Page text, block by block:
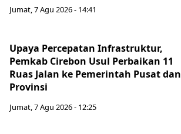
Jumat, 7 Agu 2026 - 14:41
Upaya Percepatan Infrastruktur,
Pemkab Cirebon Usul Perbaikan 11
Ruas Jalan ke Pemerintah Pusat dan
Provinsi
Jumat, 7 Agu 2026 - 12:25